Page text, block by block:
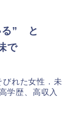
る” と
で
びれた女性．未
学歴、高収入